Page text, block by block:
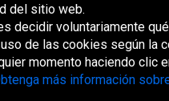
France Italia Magyarország
del sitio web.
decidir voluntariamente
de las cookies según la
momento haciendo clic
más información